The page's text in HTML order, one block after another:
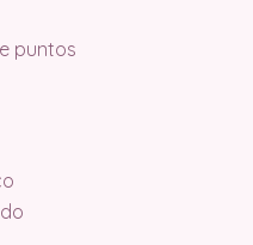
puntos